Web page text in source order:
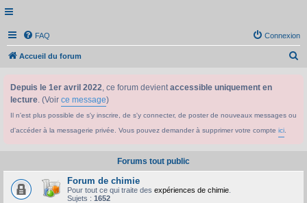
FAQ Connexion
Accueil du forum
h
Depuis le 1er avril 2022, ce forum devientaccessible uniquement en
lecture. (Voir ce message)
Il n'est plus possible de s'y inscrire, de s'y connecter, de poster de nouveaux messages ou
d'accéder à la messagerie privée. Vous pouvez demander à supprimer votre compte ici
Forums tout public
Forum de chimie
Pour tout ce qui traite des expériences de chimie
Sujets : 1652